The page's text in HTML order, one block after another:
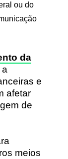
ou do
da
a
e
afetar
de
meios